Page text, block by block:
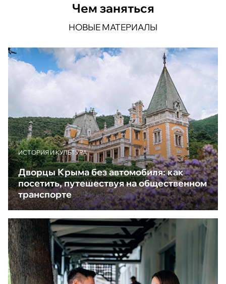
Чем заняться
НОВЫЕ МАТЕРИАЛЫ
ИСТОРИЯ И КУЛЬТУРА
Дворцы Крыма без автомобиля: как
посетить, путешествуя на общественном
транспорте